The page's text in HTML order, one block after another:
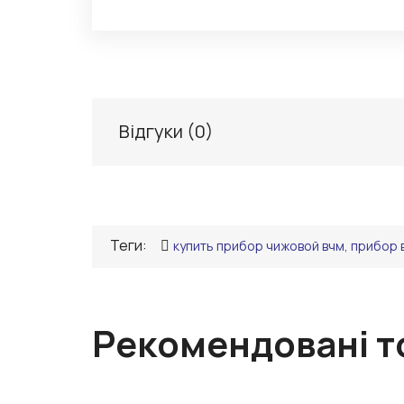
Відгуки (0)
Теги: купить прибор чижовой вчм, прибор
Рекомендовані